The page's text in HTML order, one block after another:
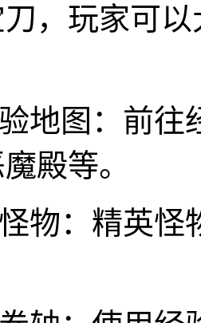
，玩家可
地图：前
殿等。
物：精英怪